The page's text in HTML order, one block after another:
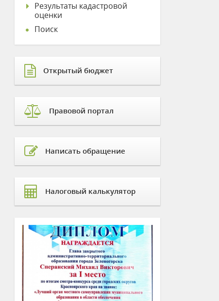
Результаты кадастровой
оценки
Поиск
Открытый бюджет
Правовой портал
Написать обращение
Налоговый калькулятор